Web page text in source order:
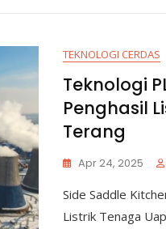
TEKNOLOGI CERDAS
Teknologi
Penghasil
Terang
Apr 24, 2025
Side Saddle
Listrik Tenaga